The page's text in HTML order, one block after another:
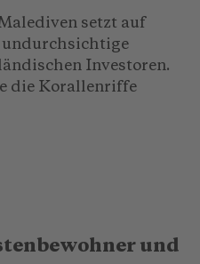
setzt auf
Investoren.
die Korallenriffe
und